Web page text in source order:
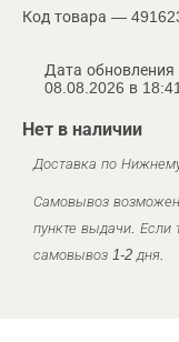
Код товара —
Дата обновления
08.08.2026 в 18:41
Нет в наличии
Доставка по
Самовывоз
пункте выдачи. Если
самовывоз 1-2 дня.